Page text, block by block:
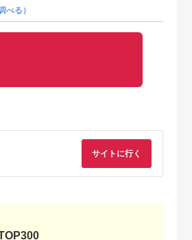
べる）
サイトに行く